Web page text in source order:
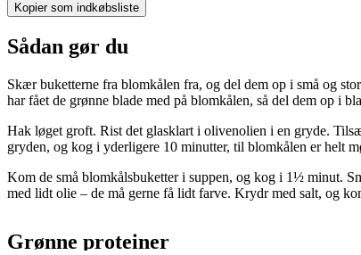
Kopier som indkøbsliste
Sådan gør du
Skær buketterne fra blomkålen fra, og del dem op i små og
har fået de grønne blade med på blomkålen, så del dem op i
Hak løget groft. Rist det glasklart i olivenolien i en gryde.
gryden, og kog i yderligere 10 minutter, til blomkålen er helt
Kom de små blomkålsbuketter i suppen, og kog i 1½ minut.
med lidt olie – de må gerne få lidt farve. Krydr med salt, og
Grønne proteiner